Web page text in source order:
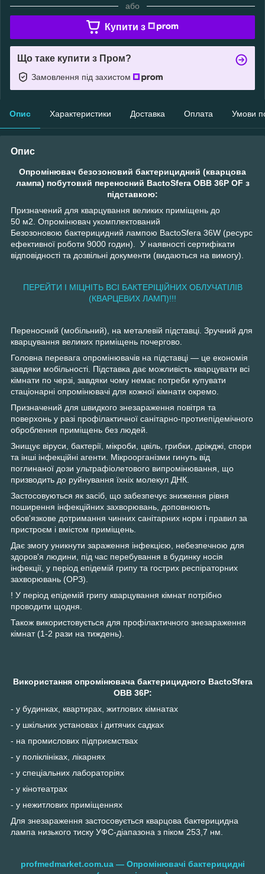
або
Купити з
Що таке купити з Пром?
Замовлення під захистом
Опис Характеристики Доставка Оплата Умови
Опис
Опромінювач безозоновий бактерицидний (кварцова
лампа) побутовий переносний BactoSfera OBB 36P OF з
підставкою:
Призначений для кварцування великих приміщень до
50 м2. Опромінювач укомплектований
Безозоновою бактерицидний лампою BactoSfera 36W (ресурс
ефективної роботи 9000 годин). У наявності сертифікати
відповідності та дозвільні документи (видаються на вимогу).
ПЕРЕЙТИ І МІЦНІТЬ ВСІ БАКТЕРІЦІЙНИХ ОБЛУЧАТІЛІВ
(КВАРЦЕВИХ ЛАМП)!!!
Переносний (мобільний), на металевій підставці. Зручний для
кварцування великих приміщень почергово.
Головна перевага опромінювачів на підставці — це економія
завдяки мобільності. Підставка дає можливість кварцувати всі
кімнати по черзі, завдяки чому немає потреби купувати
стаціонарні опромінювачі для кожної кімнати окремо.
Призначений для швидкого знезараження повітря та
поверхонь у разі профілактичної санітарно-протиепідемічного
оброблення приміщень без людей.
Знищує віруси, бактерії, мікроби, цвіль, грибки, дріжджі, спори
та інші інфекційні агенти. Мікроорганізми гинуть від
поглинаної дози ультрафіолетового випромінювання, що
призводить до руйнування їхніх молекул ДНК.
Застосовуються як засіб, що забезпечує зниження рівня
поширення інфекційних захворювань, доповнюють
обов'язкове дотримання чинних санітарних норм і правил за
пристроєм і вмістом приміщень.
Дає змогу уникнути зараження інфекцією, небезпечною для
здоров'я людини, під час перебування в будинку носія
інфекції, у період епідемій грипу та гострих респіраторних
захворювань (ОРЗ).
! У період епідемій грипу кварцування кімнат потрібно
проводити щодня.
Також використовується для профілактичного знезараження
кімнат (1-2 рази на тиждень).
Використання опромінювача бактерицидного BactoSfera
OBB 36P:
- у будинках, квартирах, житлових кімнатах
- у шкільних установах і дитячих садках
- на промислових підприємствах
- у поліклініках, лікарнях
- у спеціальних лабораторіях
- у кінотеатрах
- у нежитлових приміщеннях
Для знезараження застосовується кварцова бактерицидна
лампа низького тиску УФС-діапазона з піком 253,7 нм.
profmedmarket.com.ua — Опромінювачі бактерицидні